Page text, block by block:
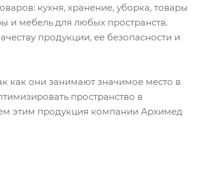
кухня, хранение, уборка, товары
и мебель для любых пространств.
продукции, ее безопасности и
как они занимают значимое место в
пространство в
этим продукция компании Архимед